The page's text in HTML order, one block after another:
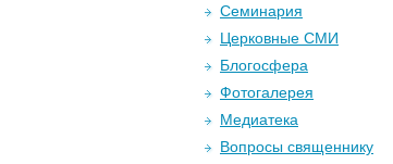
Семинария
Церковные СМИ
Блогосфера
Фотогалерея
Медиатека
Вопросы священнику